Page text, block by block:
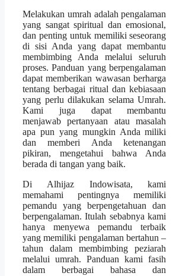
Melakukan umrah adalah pengalaman
yang sangat spiritual dan emosional,
dan penting untuk memiliki seseorang
di sisi Anda yang dapat membantu
membimbing Anda melalui seluruh
proses. Panduan yang berpengalaman
dapat memberikan wawasan berharga
tentang berbagai ritual dan kebiasaan
yang perlu dilakukan selama Umrah.
Kami juga dapat membantu
menjawab pertanyaan atau masalah
apa pun yang mungkin Anda miliki
dan memberi Anda ketenangan
pikiran, mengetahui bahwa Anda
berada di tangan yang baik.
Di Alhijaz Indowisata, kami
memahami pentingnya memiliki
pemandu yang berpengetahuan dan
berpengalaman. Itulah sebabnya kami
hanya menyewa pemandu terbaik
yang memiliki pengalaman bertahun –
tahun dalam membimbing peziarah
melalui umrah. Panduan kami fasih
dalam berbagai bahasa dan